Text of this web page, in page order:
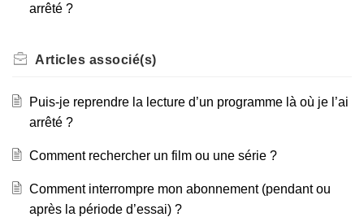
arrêté ?
Articles associé(s)
Puis-je reprendre la lecture d’un programme là où je l’ai
arrêté ?
Comment rechercher un film ou une série ?
Comment interrompre mon abonnement (pendant ou
après la période d’essai) ?